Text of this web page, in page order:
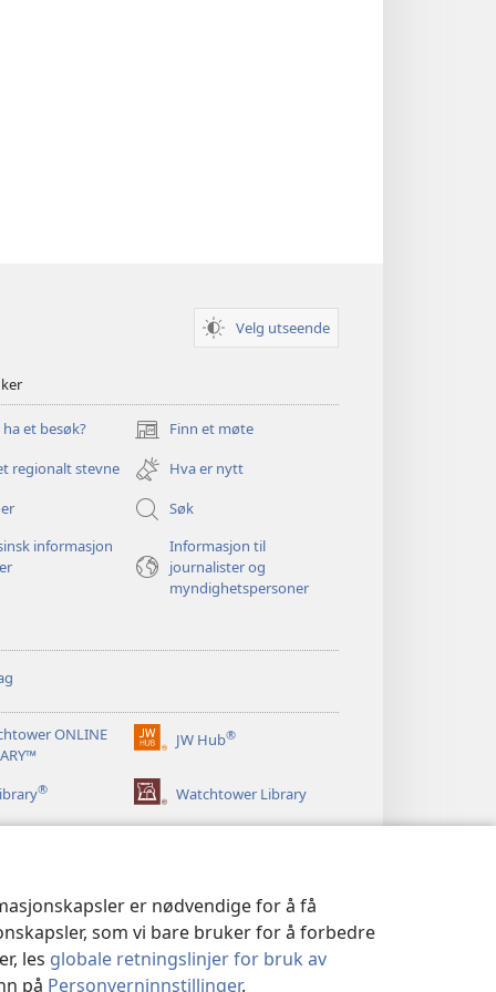
er nødvendige for å få
som vi bare bruker for å forbedre
les globale retningslinjer for bruk av
på Personverninnstillinger.
Velg utseende
et besøk? Finn et møte
(åpner
nytt
vindu)
regionalt stevne
Hva er nytt
Søk
informasjon
Informasjon til
journalister og
myndighetspersoner
ONLINE
JW Hub®
(åpner
vindu)
® Watchtower Library